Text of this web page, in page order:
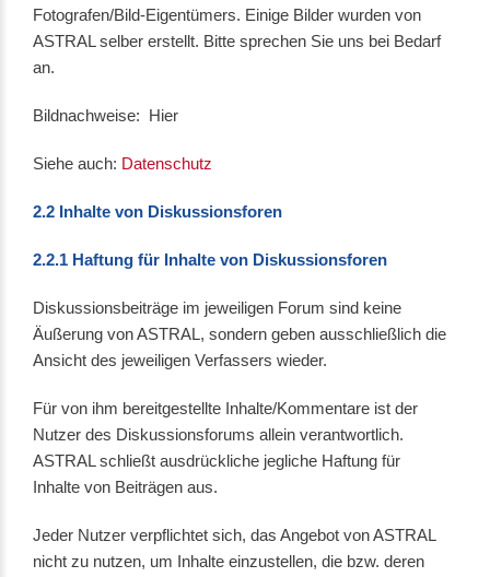
Fotografen/Bild-Eigentümers. Einige Bilder wurden von
ASTRAL selber erstellt. Bitte sprechen Sie uns bei Bedarf
an.
Bildnachweise: Hier
Siehe auch: Datenschutz
2.2 Inhalte von Diskussionsforen
2.2.1 Haftung für Inhalte von Diskussionsforen
Diskussionsbeiträge im jeweiligen Forum sind keine
Äußerung von ASTRAL, sondern geben ausschließlich die
Ansicht des jeweiligen Verfassers wieder.
Für von ihm bereitgestellte Inhalte/Kommentare ist der
Nutzer des Diskussionsforums allein verantwortlich.
ASTRAL schließt ausdrückliche jegliche Haftung für
Inhalte von Beiträgen aus.
Jeder Nutzer verpflichtet sich, das Angebot von ASTRAL
nicht zu nutzen, um Inhalte einzustellen, die bzw. deren